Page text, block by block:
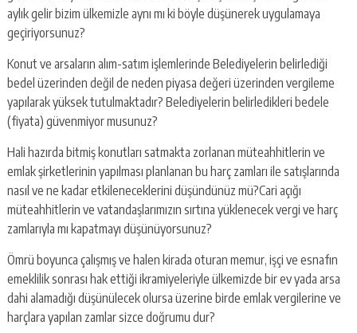
aylık gelir bizim ülkemizle aynı mı ki böyle düşünerek uygulamaya
geçiriyorsunuz?
Konut ve arsaların alım-satım işlemlerinde Belediyelerin belirlediği
bedel üzerinden değil de neden piyasa değeri üzerinden vergileme
yapılarak yüksek tutulmaktadır? Belediyelerin belirledikleri bedele
(fiyata) güvenmiyor musunuz?
Hali hazırda bitmiş konutları satmakta zorlanan müteahhitlerin ve
emlak şirketlerinin yapılması planlanan bu harç zamları ile satışlarında
nasıl ve ne kadar etkileneceklerini düşündünüz mü?Cari açığı
müteahhitlerin ve vatandaşlarımızın sırtına yüklenecek vergi ve harç
zamlarıyla mı kapatmayı düşünüyorsunuz?
Ömrü boyunca çalışmış ve halen kirada oturan memur, işçi ve esnafın
emeklilik sonrası hak ettiği ikramiyeleriyle ülkemizde bir ev yada arsa
dahi alamadığı düşünülecek olursa üzerine birde emlak vergilerine ve
harçlara yapılan zamlar sizce doğrumu dur?